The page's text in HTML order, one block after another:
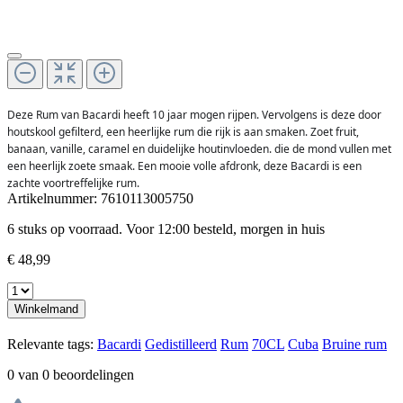
Deze Rum van Bacardi heeft 10 jaar mogen rijpen. Vervolgens is deze door
houtskool gefilterd, een heerlijke rum die rijk is aan smaken. Zoet fruit,
banaan, vanille, caramel en duidelijke houtinvloeden. die de mond vullen met
een heerlijk zoete smaak. Een mooie volle afdronk, deze Bacardi is een
zachte voortreffelijke rum.
Artikelnummer: 7610113005750
6 stuks op voorraad. Voor 12:00 besteld, morgen in huis
€ 48,99
Winkelmand
Relevante tags: Bacardi Gedistilleerd Rum 70CL Cuba Bruine rum
0 van 0 beoordelingen